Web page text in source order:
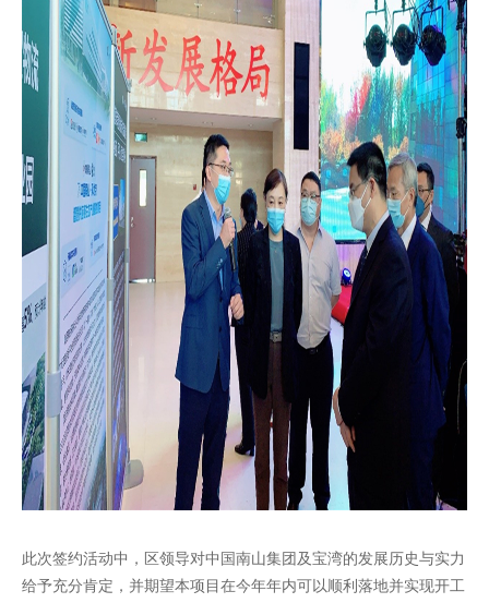
此次签约活动中，区领导对中国南山集团及宝湾的发展历史与实力
给予充分肯定，并期望本项目在今年年内可以顺利落地并实现开工